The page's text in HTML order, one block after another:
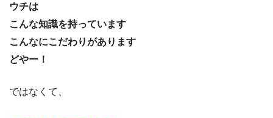
ウチは
こんな知識を持っています
こんなにこだわりがあります
どやー！
ではなくて、